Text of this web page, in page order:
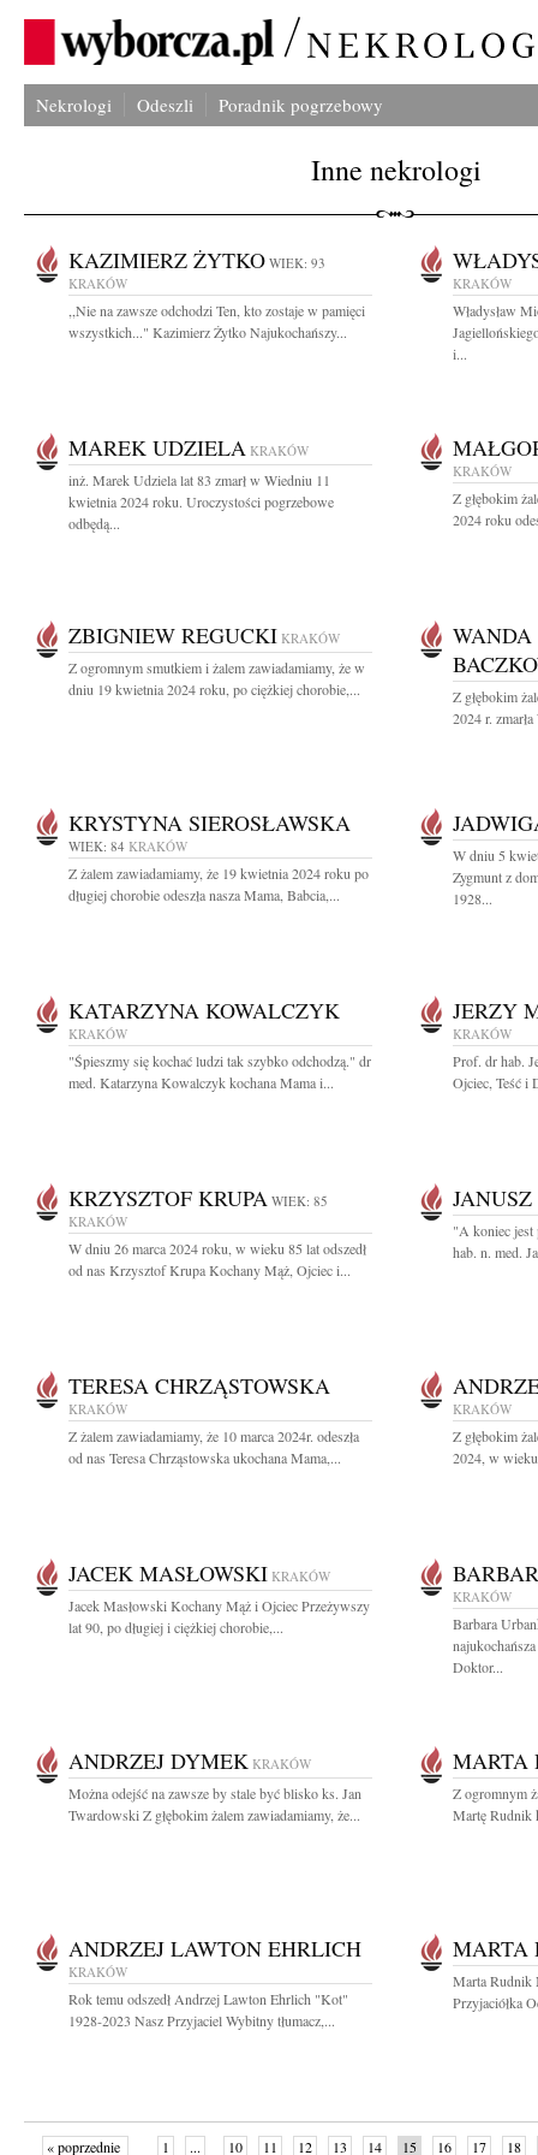
Nekrologi Odeszli Poradnik pogrzebowy
Inne nekrologi
KAZIMIERZ ŻYTKO WIEK: 93
KRAKÓW
,,Nie na zawsze odchodzi Ten, kto zostaje w pamięci
wszystkich..." Kazimierz Żytko Najukochańszy...
KRAKÓW
Władysław
i...
MAREK UDZIELA KRAKÓW
inż. Marek Udziela lat 83 zmarł w Wiedniu 11
kwietnia 2024 roku. Uroczystości pogrzebowe
odbędą...
KRAKÓW
Z głębokim
2024 roku
ZBIGNIEW REGUCKI KRAKÓW
Z ogromnym smutkiem i żalem zawiadamiamy, że w
dniu 19 kwietnia 2024 roku, po ciężkiej chorobie,...
WANDA
Z głębokim
2024 r.
KRYSTYNA SIEROSŁAWSKA
WIEK: 84 KRAKÓW
Z żalem zawiadamiamy, że 19 kwietnia 2024 roku po
długiej chorobie odeszła nasza Mama, Babcia,...
W dniu 5
Zygmunt z
1928...
KATARZYNA KOWALCZYK
KRAKÓW
"Śpieszmy się kochać ludzi tak szybko odchodzą." dr
med. Katarzyna Kowalczyk kochana Mama i...
JERZY
KRAKÓW
Prof. dr hab.
Ojciec, Teść i
KRZYSZTOF KRUPA WIEK: 85
KRAKÓW
W dniu 26 marca 2024 roku, w wieku 85 lat odszedł
od nas Krzysztof Krupa Kochany Mąż, Ojciec i...
JANUSZ
"A koniec jest
hab. n. med.
TERESA CHRZĄSTOWSKA
KRAKÓW
Z żalem zawiadamiamy, że 10 marca 2024r. odeszła
od nas Teresa Chrząstowska ukochana Mama,...
KRAKÓW
Z głębokim
2024, w wieku
JACEK MASŁOWSKI KRAKÓW
Jacek Masłowski Kochany Mąż i Ojciec Przeżywszy
lat 90, po długiej i ciężkiej chorobie,...
KRAKÓW
Barbara
Doktor...
ANDRZEJ DYMEK KRAKÓW
Można odejść na zawsze by stale być blisko ks. Jan
Twardowski Z głębokim żalem zawiadamiamy, że...
MARTA
Z ogromnym
Martę Rudnik
ANDRZEJ LAWTON EHRLICH
KRAKÓW
Rok temu odszedł Andrzej Lawton Ehrlich "Kot"
1928-2023 Nasz Przyjaciel Wybitny tłumacz,...
MARTA
Marta Rudnik
Przyjaciółka
« poprzednie 1 ... 10 11 12 13 14 15 16 17 18